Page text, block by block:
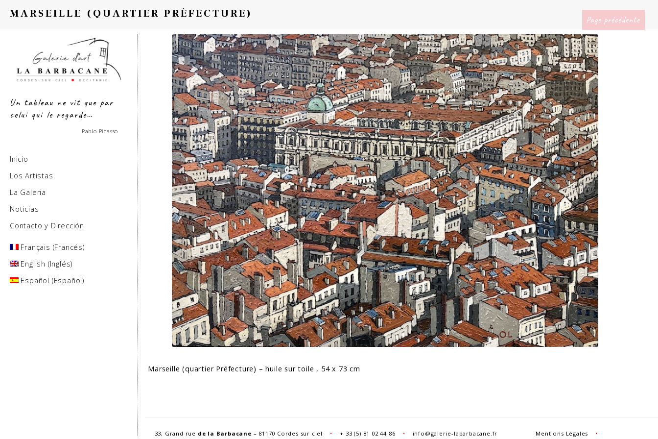
MARSEILLE (QUARTIER PRÉFECTURE) Page précédente
Marseille (quartier Préfecture) – huile sur toile , 54 x 73 cm
Un tableau ne vit que par
celui qui le regarde…
Pablo Picasso
Inicio
Los Artistas
La Galeria
Noticias
Contacto y Dirección
Français (Francés)
English (Inglés)
Español (Español)
33, Grand rue de la Barbacane – 81170 Cordes sur ciel • + 33 (5) 81 02 44 86 • info@galerie-labarbacane.fr Mentions Légales •